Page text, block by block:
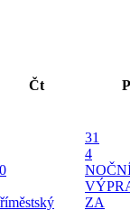
Čt
31
4
ZA